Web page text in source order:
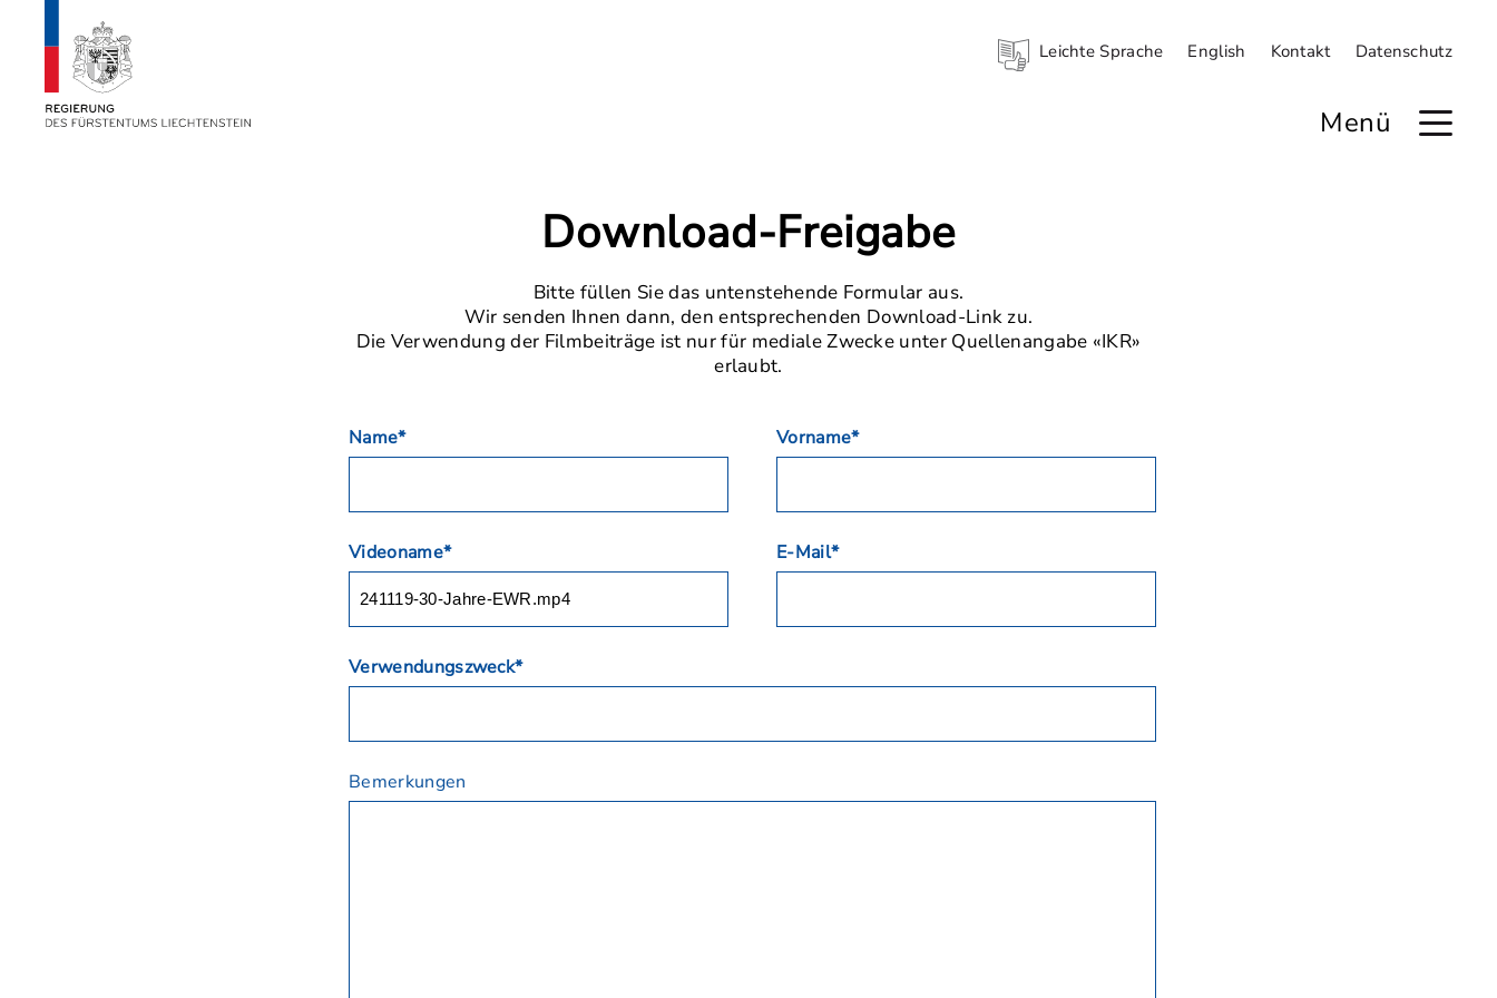
Leichte Sprache English Kontakt Datenschutz
Menü
Download-Freigabe
Bitte füllen Sie das untenstehende Formular aus.
Wir senden Ihnen dann, den entsprechenden Download-Link zu.
Die Verwendung der Filmbeiträge ist nur für mediale Zwecke unter Quellenangabe «IKR»
erlaubt.
Name* Vorname*
Videoname* E-Mail*
Verwendungszweck*
Bemerkungen